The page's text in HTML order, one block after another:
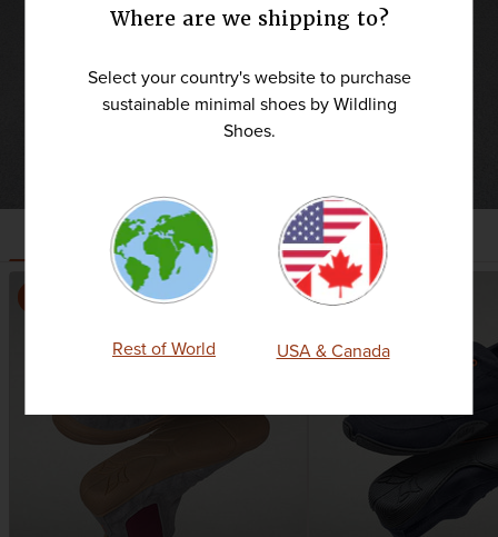
Back to School
Abenteuerlustige Minimalschuhe für Kids.
MODELLE ENTDECKEN
ERWACHSENE KINDER KLEINKINDER
Where are we shipping to?
Select your country's website to purchase
sustainable minimal shoes by Wildling
Shoes.
Rest of World USA & Canada